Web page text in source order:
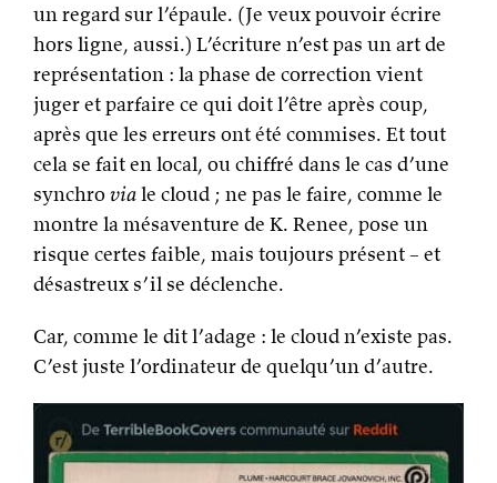
un regard sur l’épaule. (Je veux pouvoir écrire
hors ligne, aussi.) L’écriture n’est pas un art de
représentation : la phase de correction vient
juger et parfaire ce qui doit l’être après coup,
après que les erreurs ont été commises. Et tout
cela se fait en local, ou chiffré dans le cas d’une
synchro viale cloud ; ne pas le faire, comme le
montre la mésaventure de K. Renee, pose un
risque certes faible, mais toujours présent – et
désastreux s’il se déclenche.
Car, comme le dit l’adage : le cloud n’existe pas.
C’est juste l’ordinateur de quelqu’un d’autre.